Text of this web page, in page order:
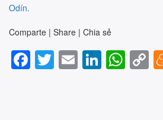
Odín.
Comparte | Share | Chia sẻ
F
a
T
wi
E
m
Li
n
W
h
C
o